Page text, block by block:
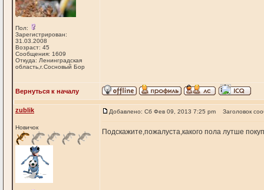
Пол:
Зарегистрирован:
31.03.2008
Возраст: 45
Сообщения: 1609
Откуда: Ленинградская
область,г.Сосновый Бор
Вернуться к началу
zublik
Новичок
Добавлено: Сб Фев 09, 2013 7:25 pm Заголовок
Подскажите,пожалуста,какого пола лутше